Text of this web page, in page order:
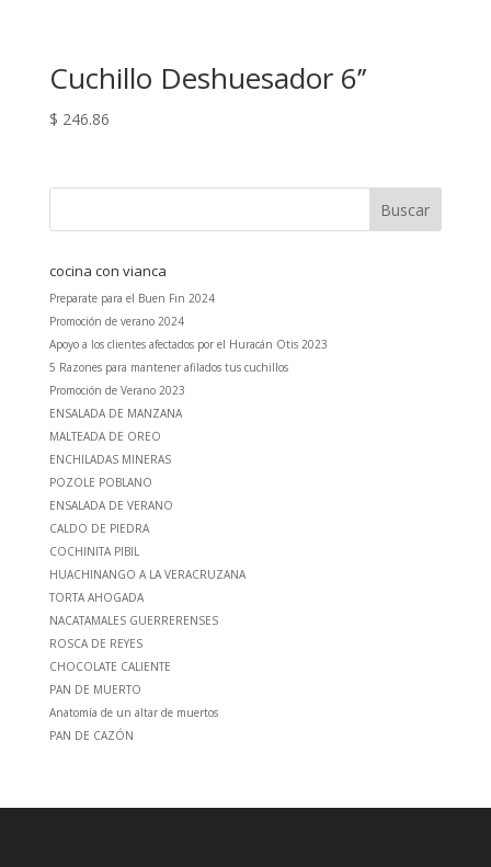
Cuchillo Deshuesador 6’’
$ 246.86
cocina con vianca
Preparate para el Buen Fin 2024
Promoción de verano 2024
Apoyo a los clientes afectados por el Huracán Otis 2023
5 Razones para mantener afilados tus cuchillos
Promoción de Verano 2023
ENSALADA DE MANZANA
MALTEADA DE OREO
ENCHILADAS MINERAS
POZOLE POBLANO
ENSALADA DE VERANO
CALDO DE PIEDRA
COCHINITA PIBIL
HUACHINANGO A LA VERACRUZANA
TORTA AHOGADA
NACATAMALES GUERRERENSES
ROSCA DE REYES
CHOCOLATE CALIENTE
PAN DE MUERTO
Anatomía de un altar de muertos
PAN DE CAZÓN